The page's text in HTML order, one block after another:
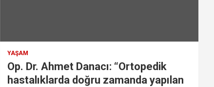
YAŞAM
Op. Dr. Ahmet Danacı: “Ortopedik
hastalıklarda doğru zamanda yapılan